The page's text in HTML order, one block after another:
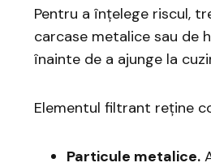
Pentru a înțelege riscul,
carcase metalice sau de
înainte de a ajunge la
Elementul filtrant reține
Particule metalice.